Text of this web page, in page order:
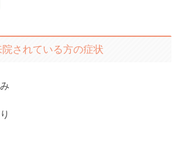
院されている方の症状